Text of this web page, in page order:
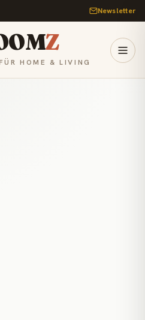
Newsletter
Z
HOME & LIVING